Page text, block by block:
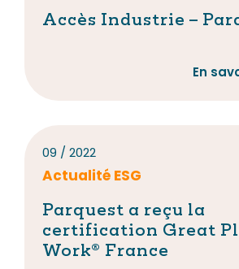
Accès Industrie –
En
09 / 2022
Actualité ESG
Parquest a reçu la
certification Great
Work® France